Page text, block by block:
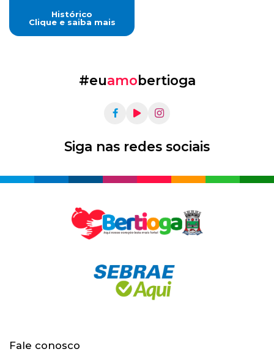
Histórico
Clique e saiba mais
#euamobertioga
Siga nas redes sociais
Fale conosco